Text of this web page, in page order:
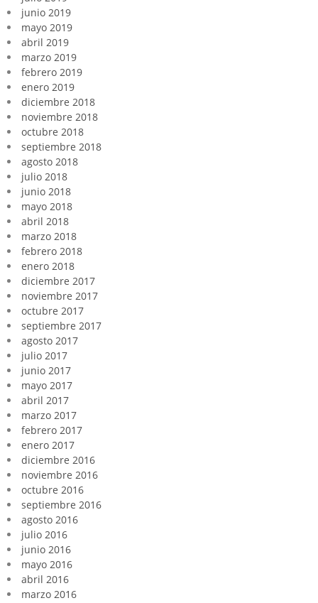
junio 2019
mayo 2019
abril 2019
marzo 2019
febrero 2019
enero 2019
diciembre 2018
noviembre 2018
octubre 2018
septiembre 2018
agosto 2018
julio 2018
junio 2018
mayo 2018
abril 2018
marzo 2018
febrero 2018
enero 2018
diciembre 2017
noviembre 2017
octubre 2017
septiembre 2017
agosto 2017
julio 2017
junio 2017
mayo 2017
abril 2017
marzo 2017
febrero 2017
enero 2017
diciembre 2016
noviembre 2016
octubre 2016
septiembre 2016
agosto 2016
julio 2016
junio 2016
mayo 2016
abril 2016
marzo 2016